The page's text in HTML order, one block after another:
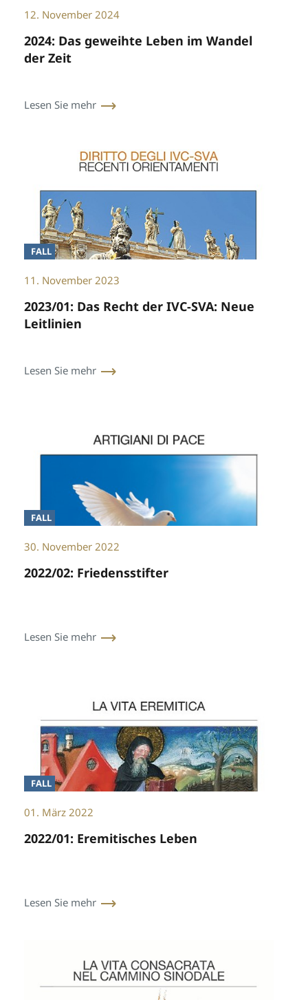
12. November 2024
2024: Das geweihte Leben im Wandel
der Zeit
Lesen Sie mehr
FALL
11. November 2023
2023/01: Das Recht der IVC-SVA: Neue
Leitlinien
Lesen Sie mehr
FALL
30. November 2022
2022/02: Friedensstifter
Lesen Sie mehr
FALL
01. März 2022
2022/01: Eremitisches Leben
Lesen Sie mehr